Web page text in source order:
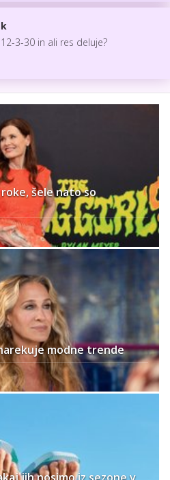
3-30 in ali res deluje?
šele nato so
modne trende